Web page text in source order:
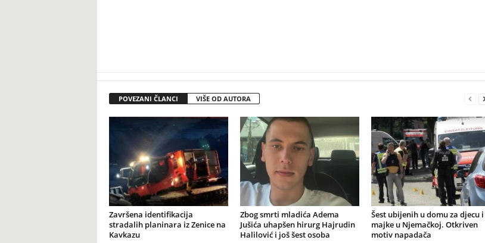
POVEZANI ČLANCI VIŠE OD AUTORA
Završena identifikacija
stradalih planinara iz Zenice na
Kavkazu
Zbog smrti mladića Adema
Jušića uhapšen hirurg Hajrudin
Halilović i još šest osoba
Šest ubijenih u domu za djecu i
majke u Njemačkoj. Otkriven
motiv napadača